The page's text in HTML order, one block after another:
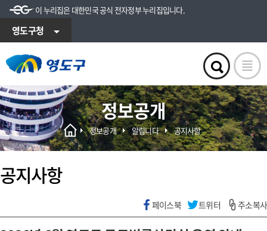
이 누리집은 대한민국 공식 전자정부 누리집입니다.
영도구청
정보공개
정보공개 알립니다 공지사항
공지사항
페이스북 트위터 주소복사